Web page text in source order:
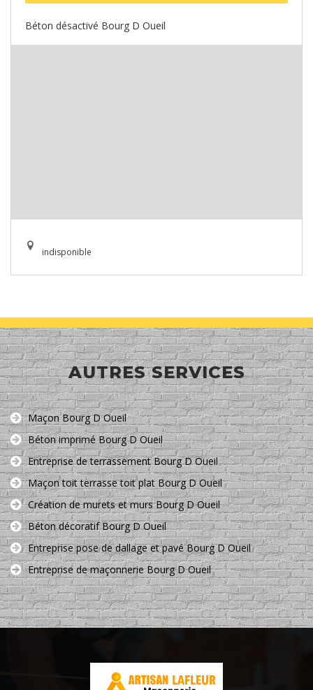
Béton désactivé Bourg D Oueil
indisponible
AUTRES SERVICES
Maçon Bourg D Oueil
Béton imprimé Bourg D Oueil
Entreprise de terrassement Bourg D Oueil
Maçon toit terrasse toit plat Bourg D Oueil
Création de murets et murs Bourg D Oueil
Béton décoratif Bourg D Oueil
Entreprise pose de dallage et pavé Bourg D Oueil
Entreprise de maçonnerie Bourg D Oueil